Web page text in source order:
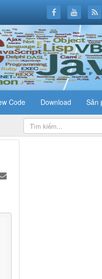
Code Download Sản